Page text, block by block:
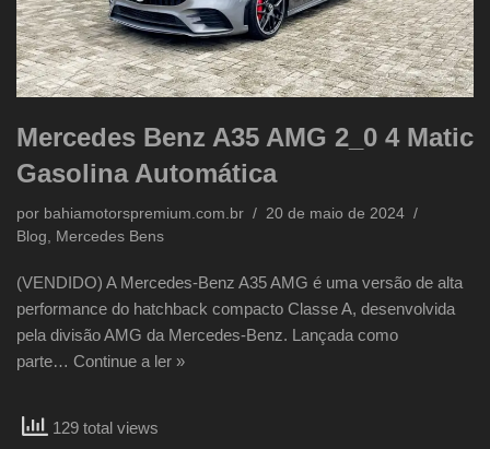
Mercedes Benz A35 AMG 2_0 4 Matic
Gasolina Automática
por bahiamotorspremium.com.br
20 de maio de 2024
Blog, Mercedes Bens
(VENDIDO) A Mercedes-Benz A35 AMG é uma versão de alta
performance do hatchback compacto Classe A, desenvolvida
pela divisão AMG da Mercedes-Benz. Lançada como
parte… Continue a ler »
129 total views